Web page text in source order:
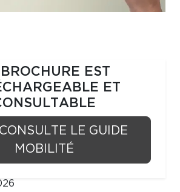
EST
ET
LE GUIDE
MOBILITÉ